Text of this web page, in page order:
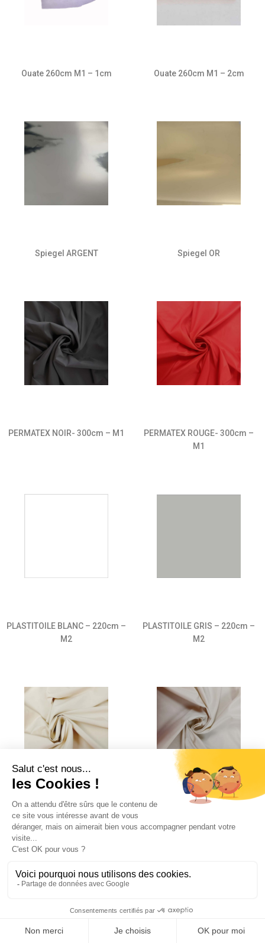
Ouate 260cm M1 – 1cm Ouate 260cm M1 – 2cm
Spiegel ARGENT Spiegel OR
PERMATEX NOIR- 300cm – M1
PERMATEX ROUGE- 300cm –
M1
PLASTITOILE BLANC – 220cm –
M2
PLASTITOILE GRIS – 220cm –
M2
PERMATEX ECRU – 300cm – M1
–